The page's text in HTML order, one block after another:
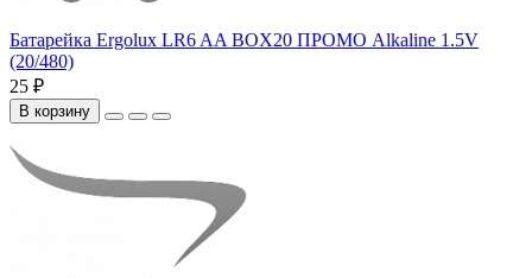
Батарейка Ergolux LR6 AA BOX20 ПРОМО Alkaline 1.5V
(20/480)
25 ₽
В корзину